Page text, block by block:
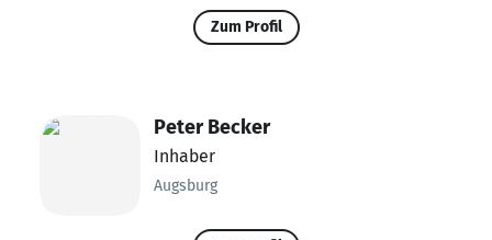
Zum Profil
Peter Becker
Inhaber
Augsburg